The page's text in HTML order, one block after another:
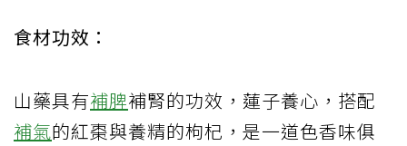
食材功效：
山藥具有補脾補腎的功效，蓮子養心，搭配
補氣的紅棗與養精的枸杞，是一道色香味俱